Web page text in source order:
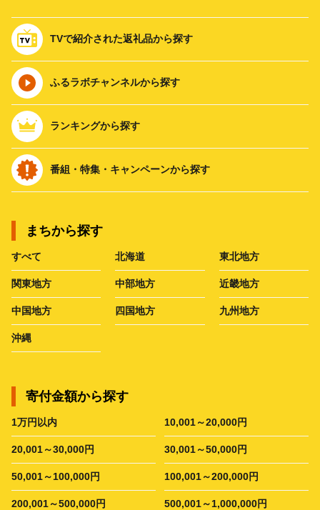
TVで紹介された返礼品から探す
ふるラボチャンネルから探す
ランキングから探す
番組・特集・キャンペーンから探す
まちから探す
すべて 北海道 東北地方
関東地方 中部地方 近畿地方
中国地方 四国地方 九州地方
沖縄
寄付金額から探す
1万円以内 10,001～20,000円
20,001～30,000円 30,001～50,000円
50,001～100,000円 100,001～200,000円
200,001～500,000円 500,001～1,000,000円